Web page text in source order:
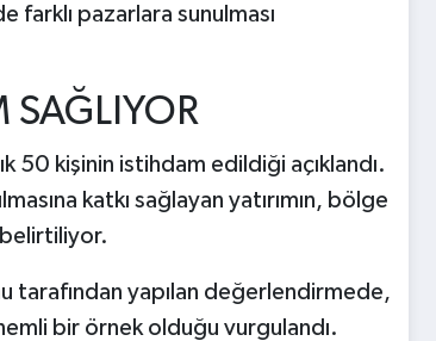
farklı pazarlara sunulması
SAĞLIYOR
50 kişinin istihdam edildiği açıklandı.
katkı sağlayan yatırımın, bölge
belirtiliyor.
tarafından yapılan değerlendirmede,
bir örnek olduğu vurgulandı.